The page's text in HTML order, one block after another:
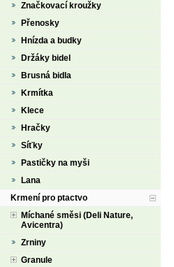
Značkovací kroužky
Přenosky
Hnízda a budky
Držáky bidel
Brusná bidla
Krmítka
Klece
Hračky
Síťky
Pastičky na myši
Lana
Krmení pro ptactvo
Míchané směsi (Deli Nature,
Avicentra)
Zrniny
Granule